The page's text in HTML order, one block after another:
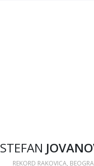
STEFAN
REKORD RAKOVICA,